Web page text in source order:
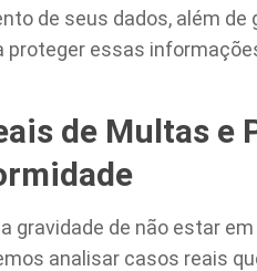
de seus dados, além de
proteger essas
de Multas e
gravidade de não estar
analisar casos reais